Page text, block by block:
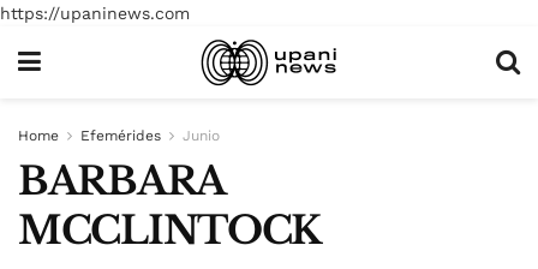
https://upaninews.com
Home Efemérides Junio
BARBARA
MCCLINTOCK